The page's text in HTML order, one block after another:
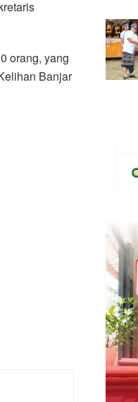
orang, yang
Banjar